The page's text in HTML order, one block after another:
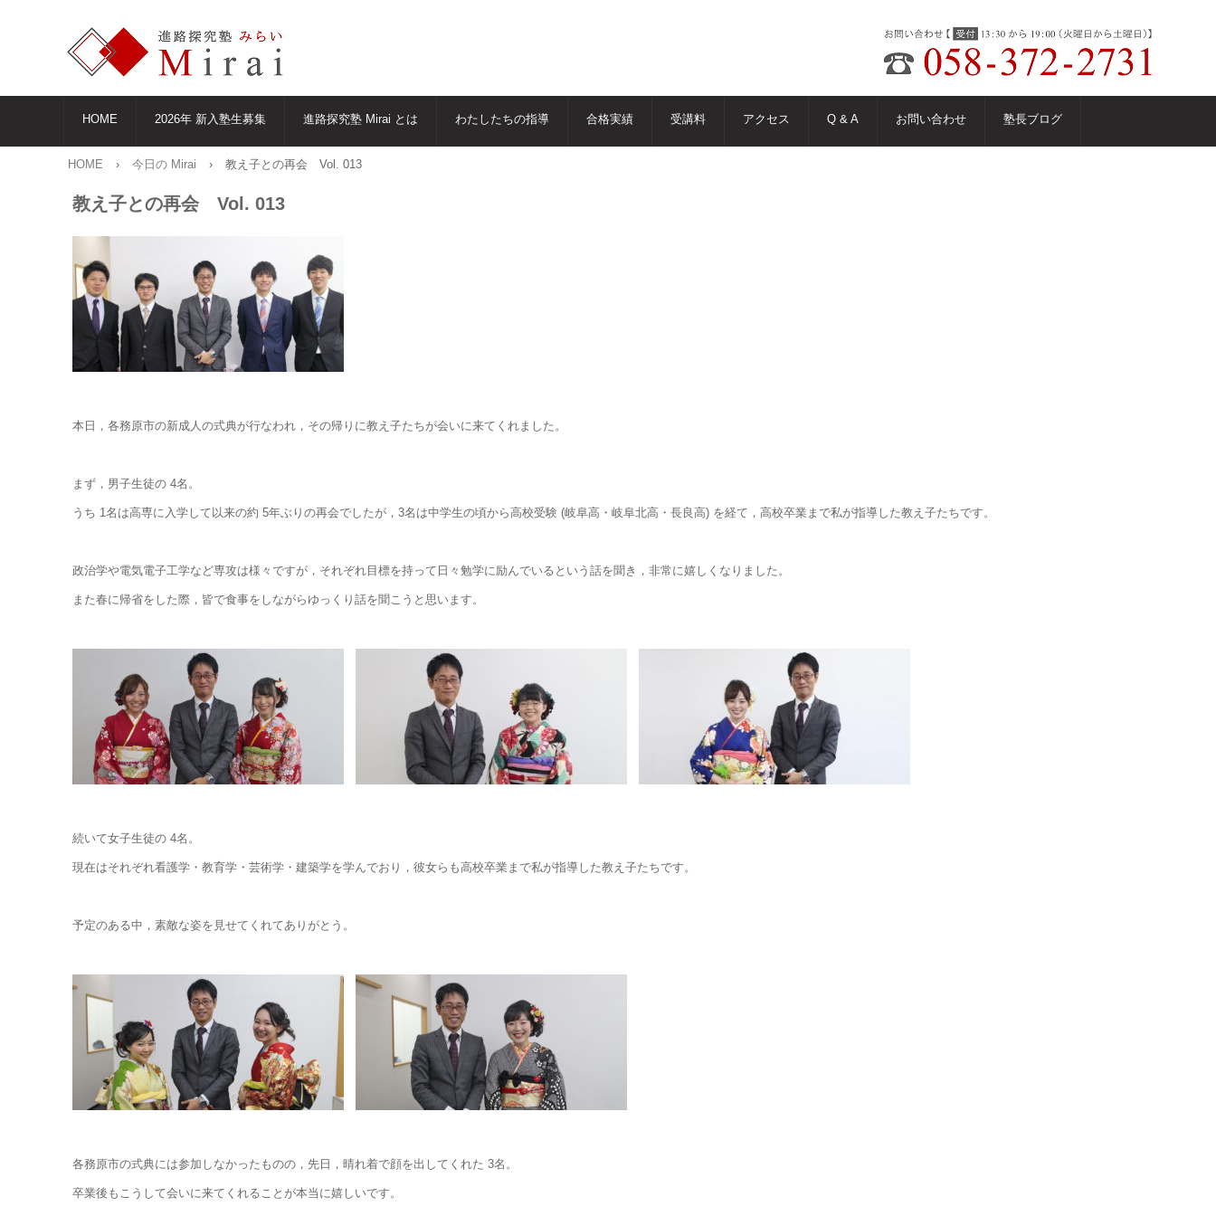
HOME 2026年 新入塾生募集 進路探究塾 Mirai とは わたしたちの指導 合格実績 受講料 アクセス Q & A お問い合わせ 塾長ブログ
HOME › 今日の Mirai › 教え子との再会 Vol. 013
教え子との再会 Vol. 013
本日，各務原市の新成人の式典が行なわれ，その帰りに教え子たちが会いに来てくれました。
まず，男子生徒の 4名。
うち 1名は高専に入学して以来の約 5年ぶりの再会でしたが，3名は中学生の頃から高校受験 (岐阜高・岐阜北高・長良高) を経て，高校卒業まで私が指導した教え子たちです。
政治学や電気電子工学など専攻は様々ですが，それぞれ目標を持って日々勉学に励んでいるという話を聞き，非常に嬉しくなりました。
また春に帰省をした際，皆で食事をしながらゆっくり話を聞こうと思います。
続いて女子生徒の 4名。
現在はそれぞれ看護学・教育学・芸術学・建築学を学んでおり，彼女らも高校卒業まで私が指導した教え子たちです。
予定のある中，素敵な姿を見せてくれてありがとう。
各務原市の式典には参加しなかったものの，先日，晴れ着で顔を出してくれた 3名。
卒業後もこうして会いに来てくれることが本当に嬉しいです。